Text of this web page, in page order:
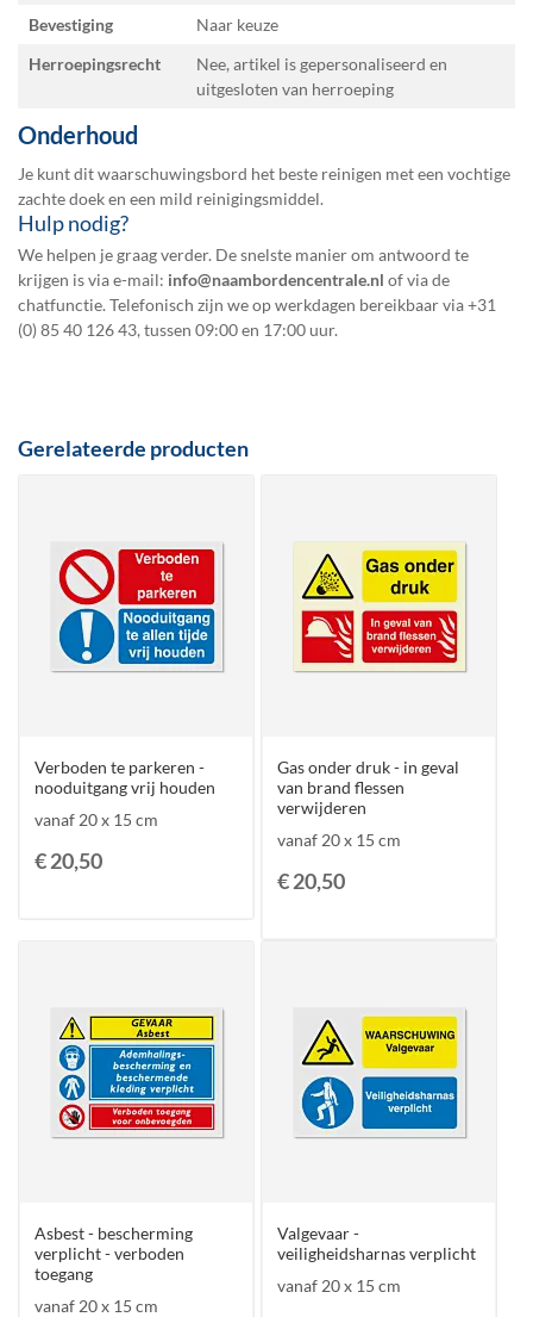
Bevestiging
Naar keuze
Herroepingsrecht
Nee, artikel is gepersonaliseerd en
uitgesloten van herroeping
Onderhoud
Je kunt dit waarschuwingsbord het beste reinigen met een vochtige
zachte doek en een mild reinigingsmiddel.
Hulp nodig?
We helpen je graag verder. De snelste manier om antwoord te
krijgen is via e-mail: info@naambordencentrale.nl of via de
chatfunctie. Telefonisch zijn we op werkdagen bereikbaar via+31
(0) 85 40 126 43, tussen 09:00 en 17:00 uur.
Gerelateerde producten
Verboden te parkeren -
nooduitgang vrij houden
vanaf 20 x 15 cm
€ 20,50
Gas onder druk - in geval
van brand flessen
verwijderen
vanaf 20 x 15 cm
€ 20,50
Asbest - bescherming
verplicht - verboden
toegang
vanaf 20 x 15 cm
Valgevaar -
veiligheidsharnas verplicht
vanaf 20 x 15 cm